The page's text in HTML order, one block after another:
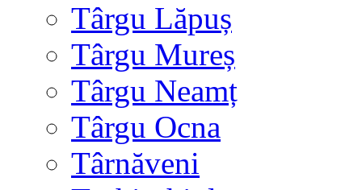
Târgu Lăpuș
Târgu Mureș
Târgu Neamț
Târgu Ocna
Târnăveni